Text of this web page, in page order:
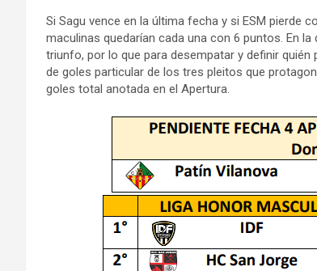
Si Sagu vence en la última fecha y si ESM pierde
maculinas quedarían cada una con 6 puntos. En
triunfo, por lo que para desempatar y definir
de goles particular de los tres pleitos que
goles total anotada en el Apertura.